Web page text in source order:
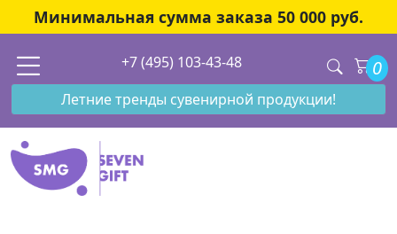
Минимальная сумма заказа 50 000 руб.
+7 (495) 103-43-48 0
Летние тренды сувенирной продукции!